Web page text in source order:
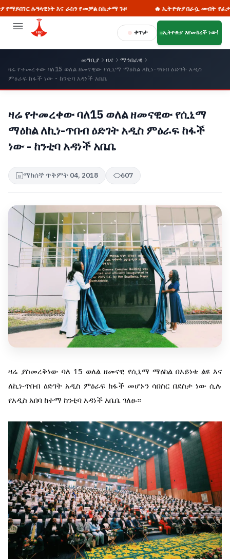
ሉዓላዊነት እና ራስን የመቻል ስኬታማ ጉዞ 🔥 ኢትዮጵያ በራሷ መብት የፈቃድ
ቀጥታ ኢትዮጵያ እየመከረች ነው!
መግቢያ ዜና
ማኅበራዊ
ዛሬ የተመረቀው ባለ15 ወለል ዘመናዊው የሲኒማ ማዕከል ለኪነ-ጥበብ ዕድገት አዲስ
ምዕራፍ ከፋች ነው - ከንቲባ አዳነች አቤቤ
ዛሬ የተመረቀው ባለ15 ወለል ዘመናዊው የሲኒማ
ማዕከል ለኪነ-ጥበብ ዕድገት አዲስ ምዕራፍ ከፋች
ነው - ከንቲባ አዳነች አቤቤ
ማክሰኞ ጥቅምት 04, 2018 607
ዛሬ ያስመረቅነው ባለ 15 ወለል ዘመናዊ የሲኒማ ማዕከል በአይነቱ ልዩ እና
ለኪነ-ጥበብ ዕድገት አዲስ ምዕራፍ ከፋች መሆኑን ሳበስር በደስታ ነው ሲሉ
የአዲስ አበባ ከተማ ከንቲባ አዳነች አቤቤ ገለፁ።